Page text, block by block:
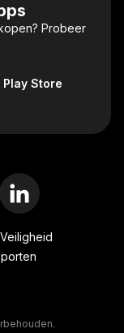
Probeer
Play Store
Veiligheid